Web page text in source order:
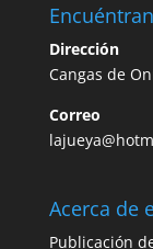
Dirección
Cangas de
Correo
Acerca de
Publicación